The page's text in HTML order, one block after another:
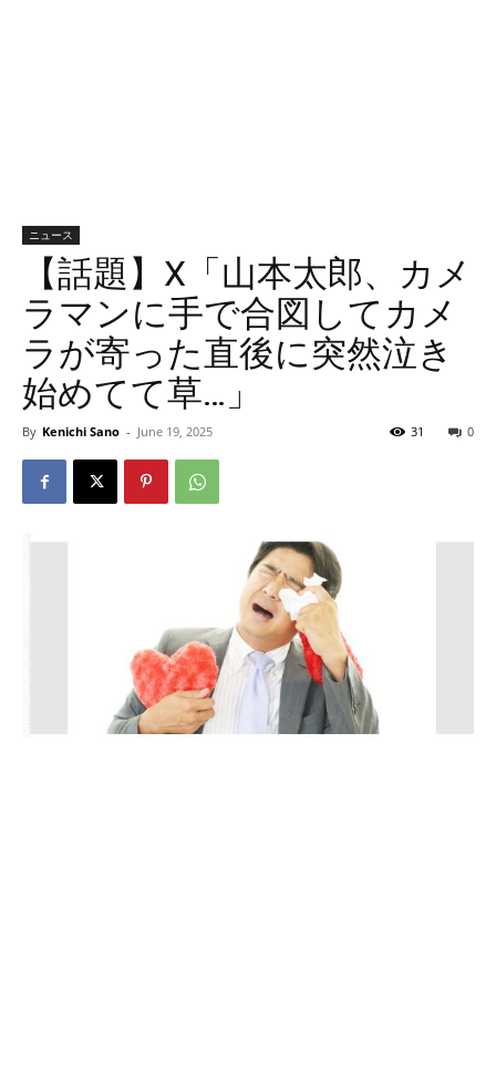
ニュース
【話題】X「山本太郎、カメ
ラマンに手で合図してカメ
ラが寄った直後に突然泣き
始めてて草…」
By Kenichi Sano - June 19, 2025 0
31